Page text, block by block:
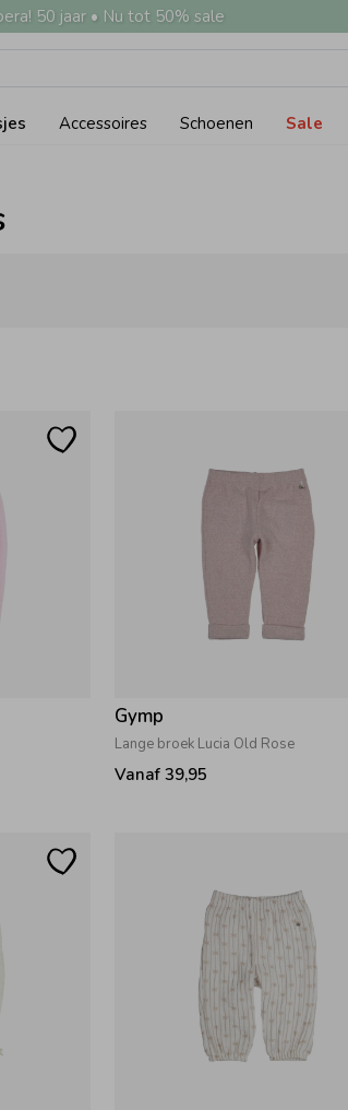
50 jaar • Nu tot 50% sale
Accessoires Schoenen Sale
Gymp
Lange broek Lucia Old Rose
Vanaf 39,95